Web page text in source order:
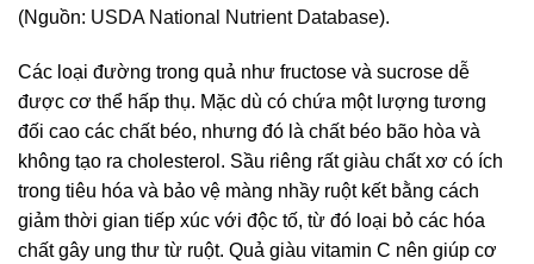
(Nguồn: USDA National Nutrient Database).
Các loại đường trong quả như fructose và sucrose dễ
được cơ thể hấp thụ. Mặc dù có chứa một lượng tương
đối cao các chất béo, nhưng đó là chất béo bão hòa và
không tạo ra cholesterol. Sầu riêng rất giàu chất xơ có ích
trong tiêu hóa và bảo vệ màng nhầy ruột kết bằng cách
giảm thời gian tiếp xúc với độc tố, từ đó loại bỏ các hóa
chất gây ung thư từ ruột. Quả giàu vitamin C nên giúp cơ